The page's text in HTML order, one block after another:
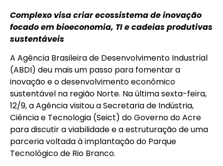
Complexo visa criar ecossistema de inovação
focado em bioeconomia, TI e cadeias produtivas
sustentáveis
A Agência Brasileira de Desenvolvimento Industrial
(ABDI) deu mais um passo para fomentar a
inovação e o desenvolvimento econômico
sustentável na região Norte. Na última sexta-feira,
12/9, a Agência visitou a Secretaria de Indústria,
Ciência e Tecnologia (Seict) do Governo do Acre
para discutir a viabilidade e a estruturação de uma
parceria voltada à implantação do Parque
Tecnológico de Rio Branco.